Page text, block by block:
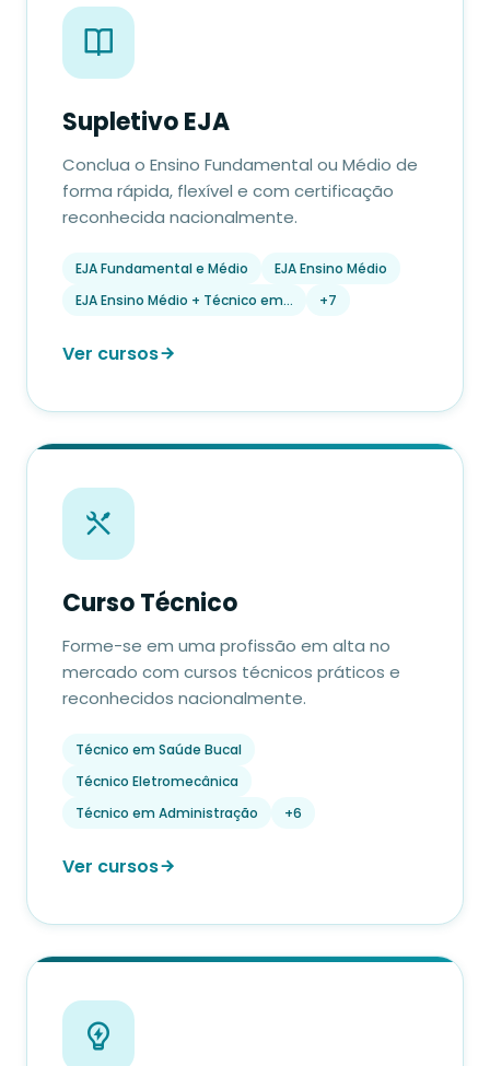
Supletivo EJA
Conclua o Ensino Fundamental ou Médio de
forma rápida, flexível e com certificação
reconhecida nacionalmente.
EJA Fundamental e Médio
EJA Ensino Médio
EJA Ensino Médio + Técnico em…
+7
Ver cursos
Curso Técnico
Forme-se em uma profissão em alta no
mercado com cursos técnicos práticos e
reconhecidos nacionalmente.
Técnico em Saúde Bucal
Técnico Eletromecânica
Técnico em Administração
+6
Ver cursos